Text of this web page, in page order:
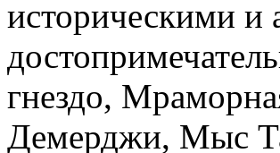
историческими и
гнездо,
Демерджи, Мыс